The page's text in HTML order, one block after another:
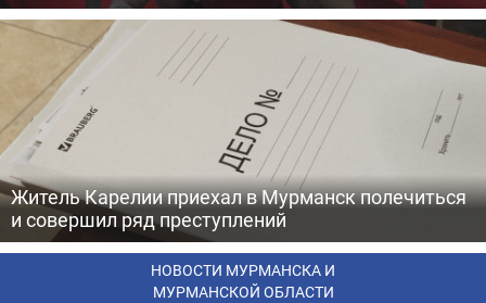
Житель Карелии приехал в Мурманск полечиться
и совершил ряд преступлений
НОВОСТИ МУРМАНСКА И
МУРМАНСКОЙ ОБЛАСТИ